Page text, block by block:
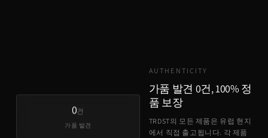
AUTHENTICITY
가품 발견 0건, 100% 정
품 보장
TRDST의 모든 제품은 유럽 현지
에서 직접 출고됩니다. 각 제품
0건
가품 발견